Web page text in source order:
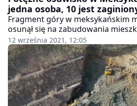
jedna osoba, 10 jest
Fragment góry w meksykańskim
osunął się na zabudowania
zaludnionej dzielnicy. W wyniku
najmniej jedna osoba, a 10 jest
12 września 2021, 12:05